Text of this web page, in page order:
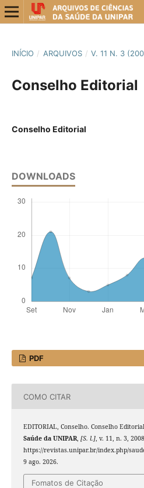
INÍCIO / ARQUIVOS / V. 11 N. 3
Conselho Editorial
Conselho Editorial
DOWNLOADS
PDF
COMO CITAR
EDITORIAL, Conselho. Conselho
Saúde da UNIPAR, [S. l.], v. 11, n. 3,
https://revistas.unipar.br/index.php/
9 ago. 2026.
Fomatos de Citação